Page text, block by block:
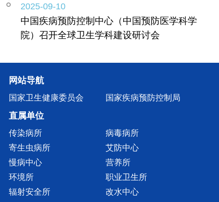
2025-09-10
中国疾病预防控制中心（中国预防医学科学
院）召开全球卫生学科建设研讨会
网站导航
国家卫生健康委员会 国家疾病预防控制局
直属单位
传染病所
病毒病所
寄生虫病所
艾防中心
慢病中心
营养所
环境所
职业卫生所
辐射安全所
改水中心